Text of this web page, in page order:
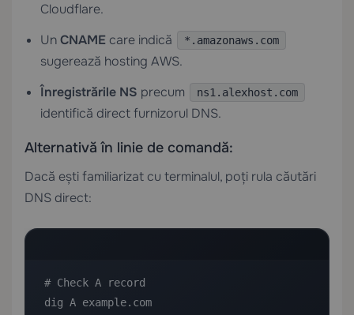
Cloudflare.
UnCNAME care indică *.amazonaws.com
sugerează hosting AWS.
Înregistrările NS precum ns1.alexhost.com
identifică direct furnizorul DNS.
Alternativă în linie de comandă:
Dacă ești familiarizat cu terminalul, poți rula căutări
DNS direct:
# Check A record
dig A example.com